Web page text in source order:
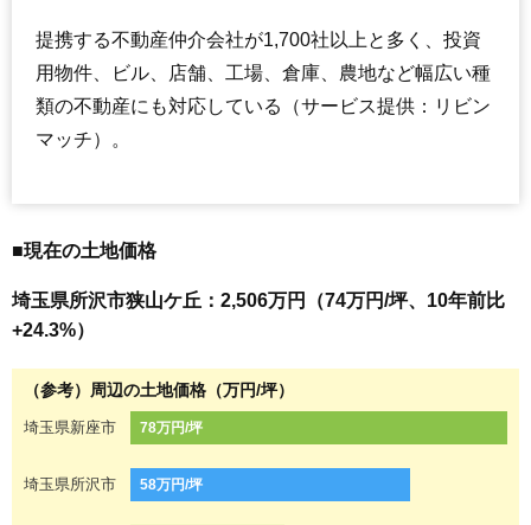
提携する不動産仲介会社が1,700社以上と多く、投資
用物件、ビル、店舗、工場、倉庫、農地など幅広い種
類の不動産にも対応している（サービス提供：リビン
マッチ）。
■現在の土地価格
埼玉県所沢市狭山ケ丘：2,506万円（74万円/坪、10年前比
+24.3%）
（参考）周辺の土地価格（万円/坪）
埼玉県新座市 78万円/坪
埼玉県所沢市 58万円/坪